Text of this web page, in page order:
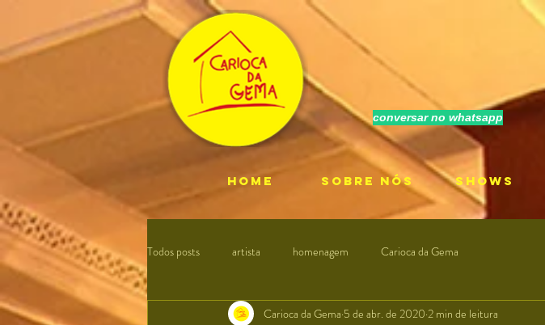
conversar no whatsapp
HOME SOBRE NÓS SHOWS
Todos posts artista homenagem Carioca da Gema
Carioca da Gema 5 de abr. de 2020 2 min de leitura